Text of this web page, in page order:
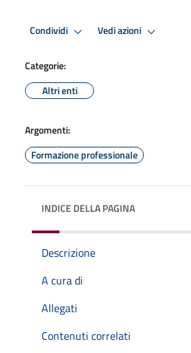
Condividi Vedi azioni
Categorie:
Altri enti
Argomenti:
Formazione professionale
INDICE DELLA PAGINA
Descrizione
A cura di
Allegati
Contenuti correlati